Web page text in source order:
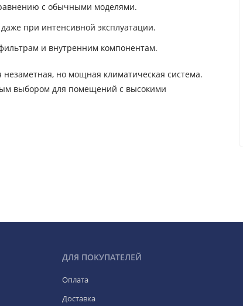
с обычными моделями.
при интенсивной эксплуатации.
и внутренним компонентам.
незаметная, но мощная климатическая система.
выбором для помещений с высокими
ДЛЯ ПОКУПАТЕЛЕЙ
Оплата
Доставка